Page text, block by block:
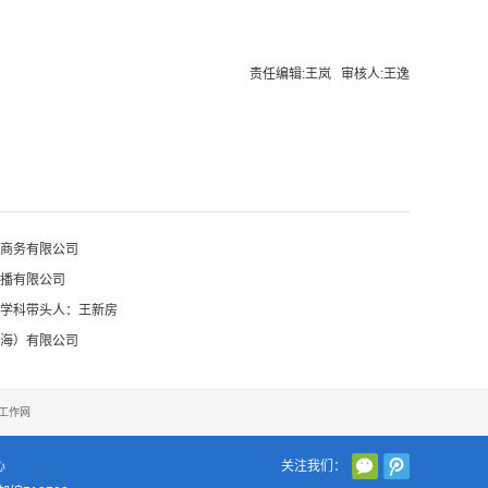
责任编辑:王岚 审核人:王逸
务有限公司
有限公司
科带头人：王新房
）有限公司
作网
关注我们：